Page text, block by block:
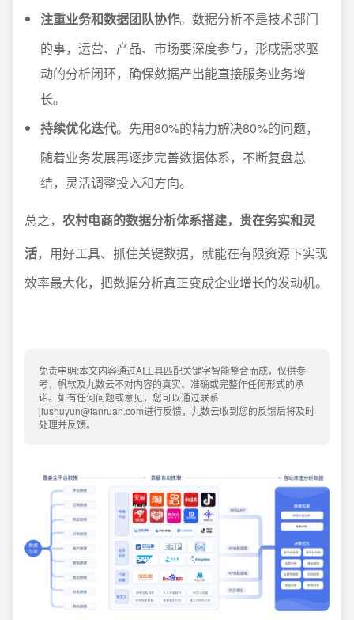
注重业务和数据团队协作。数据分析不是技术部门
的事，运营、产品、市场要深度参与，形成需求驱
动的分析闭环，确保数据产出能直接服务业务增
长。
持续优化迭代。先用80%的精力解决80%的问题，
随着业务发展再逐步完善数据体系，不断复盘总
结，灵活调整投入和方向。
总之， 农村电商的数据分析体系搭建，贵在务实和灵
活，用好工具、抓住关键数据，就能在有限资源下实现
效率最大化，把数据分析真正变成企业增长的发动机。
免责申明:本文内容通过AI工具匹配关键字智能整合而成，仅供参
考，帆软及九数云不对内容的真实、准确或完整作任何形式的承
诺。如有任何问题或意见，您可以通过联系
jiushuyun@fanruan.com进行反馈，九数云收到您的反馈后将及时
处理并反馈。